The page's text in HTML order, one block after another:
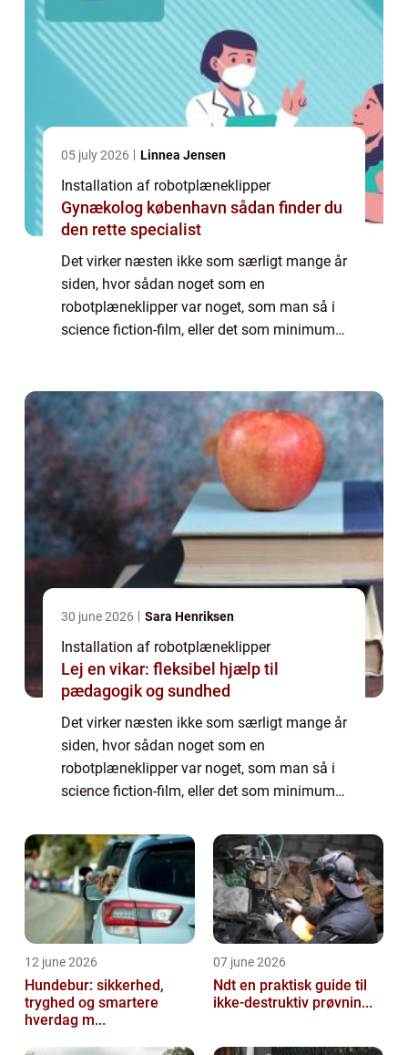
05 july 2026 Linnea Jensen
Installation af robotplæneklipper
Gynækolog københavn sådan finder du
den rette specialist
Det virker næsten ikke som særligt mange år
siden, hvor sådan noget som en
robotplæneklipper var noget, som man så i
science fiction-film, eller det som minimum
30 june 2026 Sara Henriksen
Installation af robotplæneklipper
Lej en vikar: fleksibel hjælp til
pædagogik og sundhed
Det virker næsten ikke som særligt mange år
siden, hvor sådan noget som en
robotplæneklipper var noget, som man så i
science fiction-film, eller det som minimum
så...
12 june 2026
Hundebur: sikkerhed,
tryghed og smartere
hverdag m...
07 june 2026
Ndt en praktisk guide til
ikke-destruktiv prøvnin...